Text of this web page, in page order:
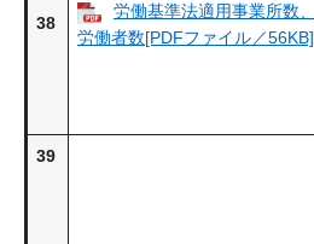
38
労働基準法適用事業所数、
労働者数[PDFファイル／56KB]
39